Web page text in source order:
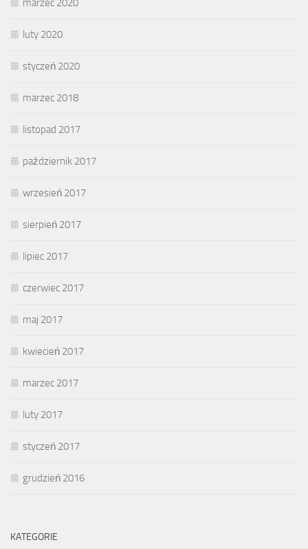
marzec 2020
luty 2020
styczeń 2020
marzec 2018
listopad 2017
październik 2017
wrzesień 2017
sierpień 2017
lipiec 2017
czerwiec 2017
maj 2017
kwiecień 2017
marzec 2017
luty 2017
styczeń 2017
grudzień 2016
KATEGORIE